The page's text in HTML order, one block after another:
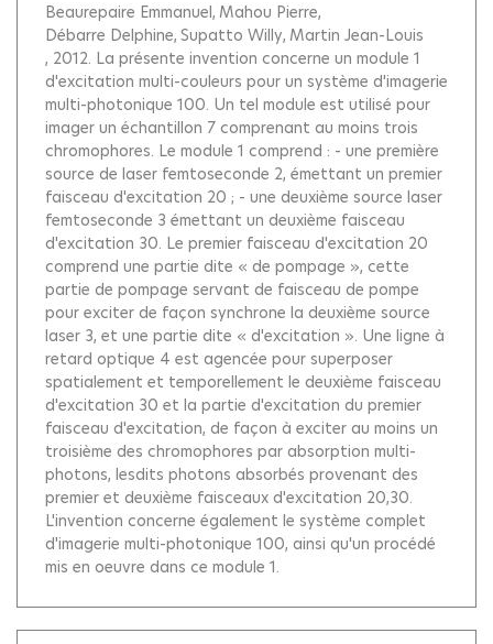
Beaurepaire Emmanuel Mahou Pierre
Débarre Delphine Supatto Willy Martin Jean-Louis
, 2012. La présente invention concerne un module 1
d'excitation multi-couleurs pour un système d'imagerie
multi-photonique 100. Un tel module est utilisé pour
imager un échantillon 7 comprenant au moins trois
chromophores. Le module 1 comprend : - une première
source de laser femtoseconde 2, émettant un premier
faisceau d'excitation 20 ; - une deuxième source laser
femtoseconde 3 émettant un deuxième faisceau
d'excitation 30. Le premier faisceau d'excitation 20
comprend une partie dite « de pompage », cette
partie de pompage servant de faisceau de pompe
pour exciter de façon synchrone la deuxième source
laser 3, et une partie dite « d'excitation ». Une ligne à
retard optique 4 est agencée pour superposer
spatialement et temporellement le deuxième faisceau
d'excitation 30 et la partie d'excitation du premier
faisceau d'excitation, de façon à exciter au moins un
troisième des chromophores par absorption multi-
photons, lesdits photons absorbés provenant des
premier et deuxième faisceaux d'excitation 20,30.
L'invention concerne également le système complet
d'imagerie multi-photonique 100, ainsi qu'un procédé
mis en oeuvre dans ce module 1.